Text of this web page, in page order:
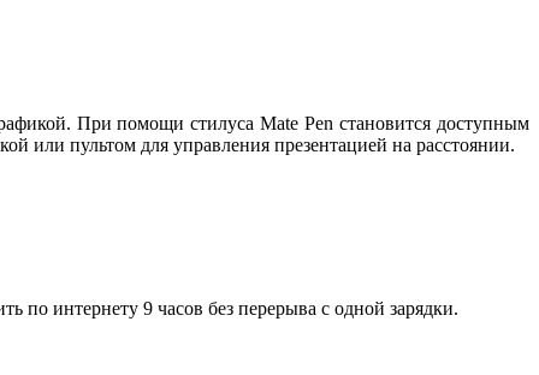
При помощи стилуса Mate Pen становится доступным
или пультом для управления презентацией на расстоянии.
по интернету 9 часов без перерыва с одной зарядки.